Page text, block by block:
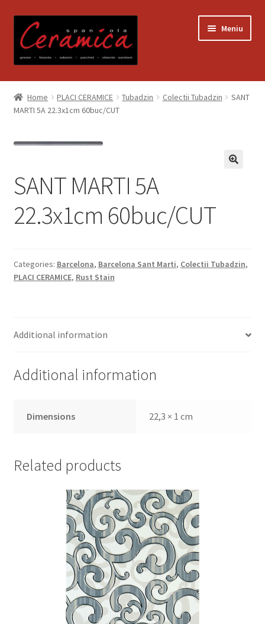
la
navigare
la
conținut
Meniu
Prima pagină
Blog
Contact
Contul meu
Coș
Informatii
Politică de confidențialitate
Plată
Home PLACI CERAMICE Tubadzin Colectii Tubadzin
SANT
MARTI 5A 22.3x1cm 60buc/CUT
SANT MARTI 5A
22.3x1cm 60buc/CUT
Categories: Barcelona, Barcelona Sant Marti, Colectii Tubadzin,
PLACI CERAMICE, Rust Stain
Additional information
Additional information
Dimensions 22,3 × 1 cm
Related products